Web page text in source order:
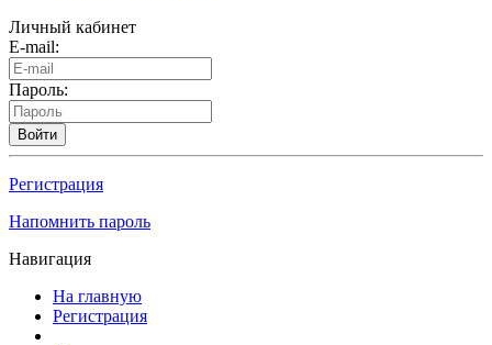
Личный кабинет
E-mail:
Пароль:
Войти
Регистрация
Напомнить пароль
Навигация
На главную
Регистрация